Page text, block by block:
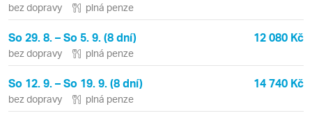
bez dopravy plná penze
So 29. 8. – So 5. 9. (8 dní) 12 080 Kč
bez dopravy plná penze
So 12. 9. – So 19. 9. (8 dní) 14 740 Kč
bez dopravy plná penze